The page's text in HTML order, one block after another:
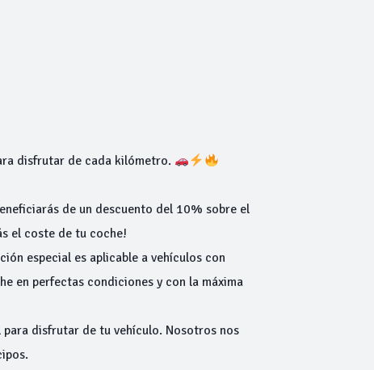
disfrutar de cada kilómetro.
de un descuento del 10% sobre el
el coste de tu coche!
especial es aplicable a vehículos con
en perfectas condiciones y con la máxima
disfrutar de tu vehículo. Nosotros nos